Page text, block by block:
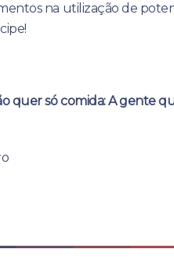
na utilização de
quer só comida: A gente